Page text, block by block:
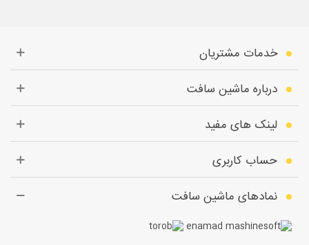
خدمات مشتریان
درباره ماشین سافت
لینک های مفید
حساب کاربری
نمادهای ماشین سافت